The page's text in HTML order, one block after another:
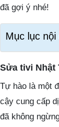
đã gợi ý nhé!
Mục lục nội
Sửa tivi Nhật
Tự hào là một
cậy cung cấp
đã không